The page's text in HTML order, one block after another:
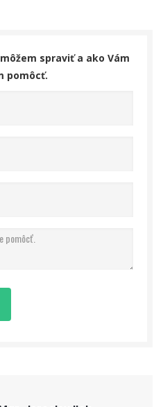
spraviť a ako Vám
pomôcť.